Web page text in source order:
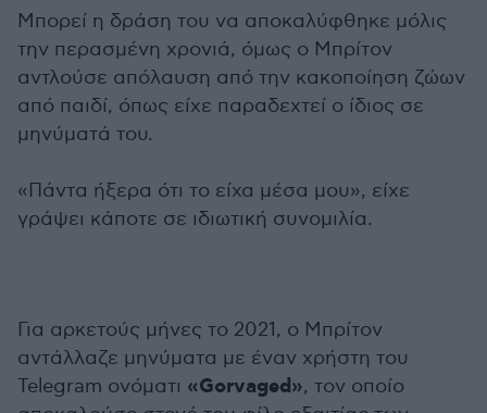
Μπορεί η δράση του να αποκαλύφθηκε μόλις
την περασμένη χρονιά, όμως ο Μπρίτον
αντλούσε απόλαυση από την κακοποίηση ζώων
από παιδί, όπως είχε παραδεχτεί ο ίδιος σε
μηνύματά του.
«Πάντα ήξερα ότι το είχα μέσα μου», είχε
γράψει κάποτε σε ιδιωτική συνομιλία.
Για αρκετούς μήνες το 2021, ο Μπρίτον
αντάλλαζε μηνύματα με έναν χρήστη του
Telegram ονόματι «Gorvaged», τον οποίο